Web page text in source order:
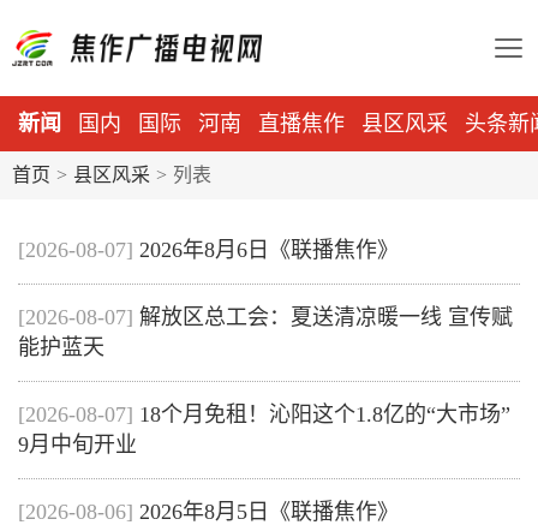
新闻 国内 国际 河南 直播焦作 县区风采 头条新
首页 > 县区风采 > 列表
[2026-08-07] 2026年8月6日《联播焦作》
[2026-08-07] 解放区总工会：夏送清凉暖一线 宣传赋
能护蓝天
[2026-08-07] 18个月免租！沁阳这个1.8亿的“大市场”
9月中旬开业
[2026-08-06] 2026年8月5日《联播焦作》